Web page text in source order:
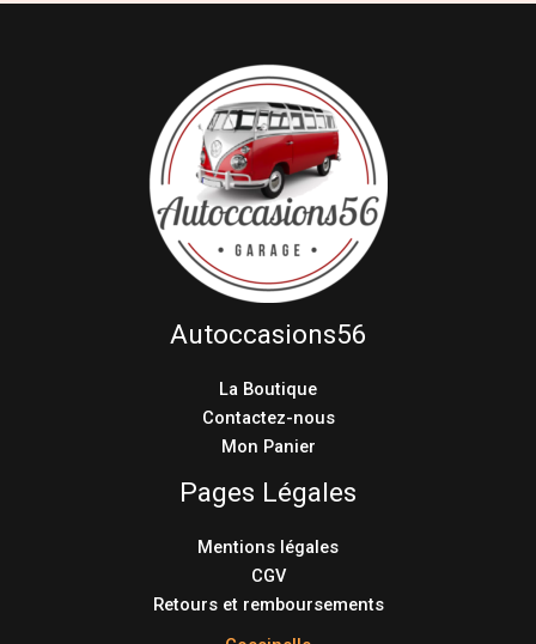
Autoccasions56
La Boutique
Contactez-nous
Mon Panier
Pages Légales
Mentions légales
CGV
Retours et remboursements